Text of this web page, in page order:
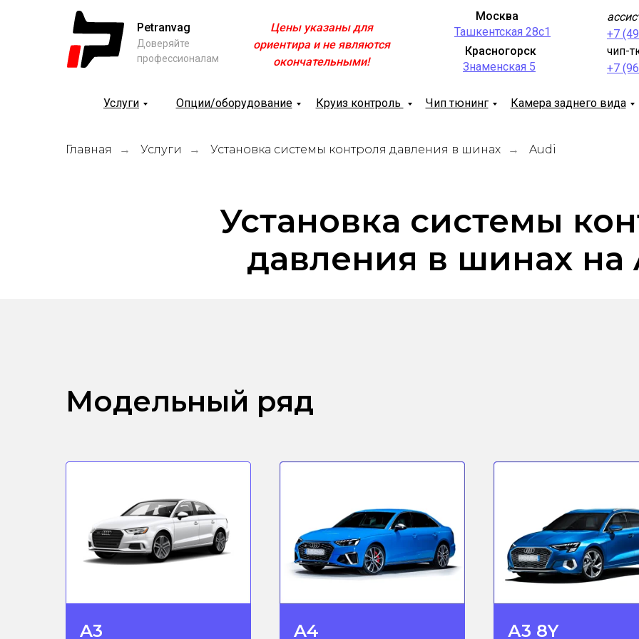
Ташкентская 28с1
Знаменская 5
+7
чип-
+7
Москва
Красногорск
Petranvag
Доверяйте
профессионалам
Цены указаны для
ориентира и не являются
окончательными!
Опции/оборудование Круиз контроль Чип тюнинг Камера заднего вида
Услуги
Главная → Услуги → Установка системы контроля давления в шинах → Audi
Установка системы
давления в шинах на
Модельный ряд
A3 А3 8Y
A4